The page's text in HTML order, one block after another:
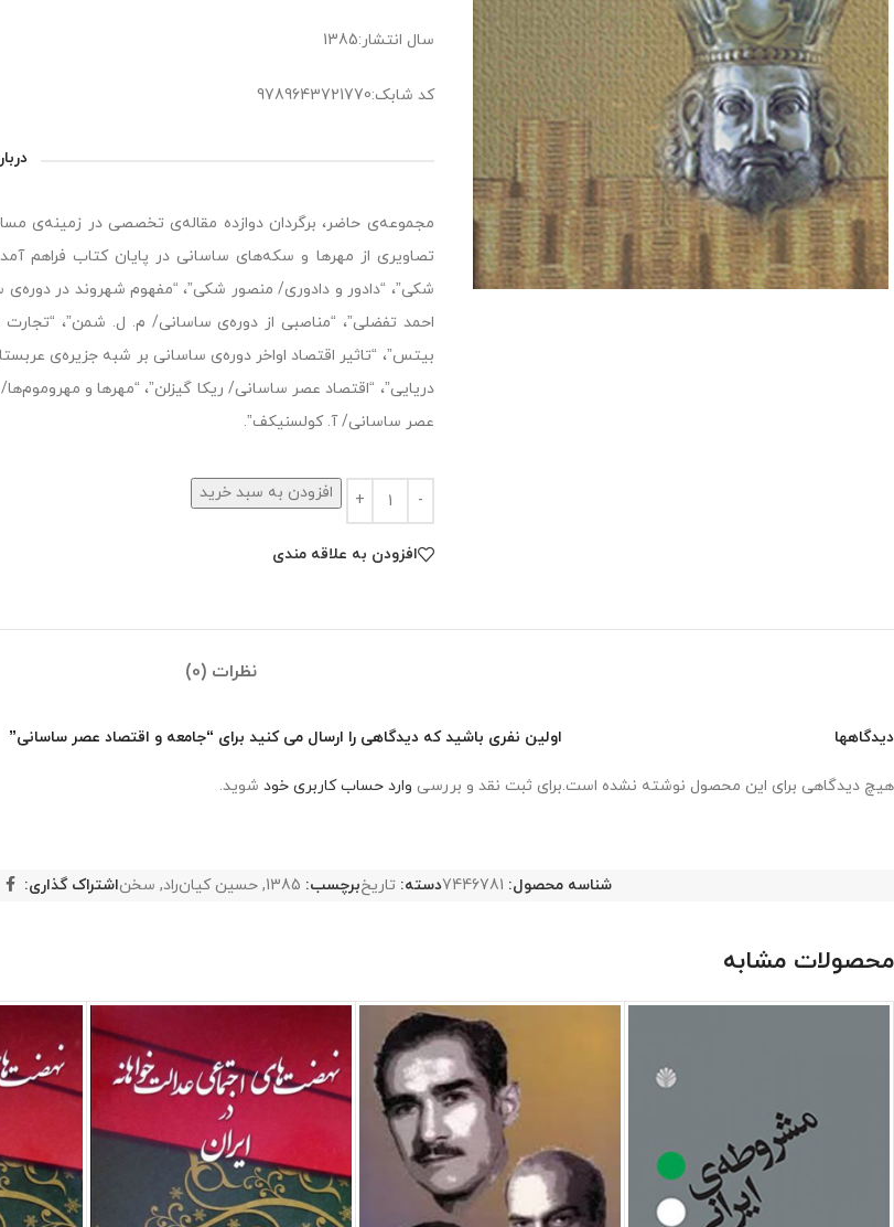
سال انتشار:1385
کد شابک:9789643721770
مجموعه‌ی حاضر، برگردان دوازده مقاله‌ی تخصصی در زمینه‌ی
تصاویری از مهرها و سکه‌های ساسانی در پایان کتاب فراهم
شکی”، “دادور و دادوری/ منصور شکی”، “مفهوم شهروند در
احمد تفضلی”، “مناصبی از دوره‌ی ساسانی/ م. ل. شمن”،
بیتس”، “تاثیر اقتصاد اواخر دوره‌ی ساسانی بر شبه جزیره‌ی
دریایی”، “اقتصاد عصر ساسانی/ ریکا گیزلن”، “مهرها و
عصر ساسانی/ آ. کولسنیکف”.
افزودن به سبد خرید
افزودن به علاقه مندی
نظرات (0)
دیدگاهها
هیچ دیدگاهی برای این محصول نوشته نشده است.
اولین نفری باشید که دیدگاهی را ارسال می کنید برای “جامعه و اقتصاد عصر ساسانی”
برای ثبت نقد و بررسی وارد حساب کاربری خود شوید.
شناسه محصول: 7446781دسته: تاریخبرچسب: 1385
, حسین کیان‌راد, سخناشتراک گذاری:
محصولات مشابه